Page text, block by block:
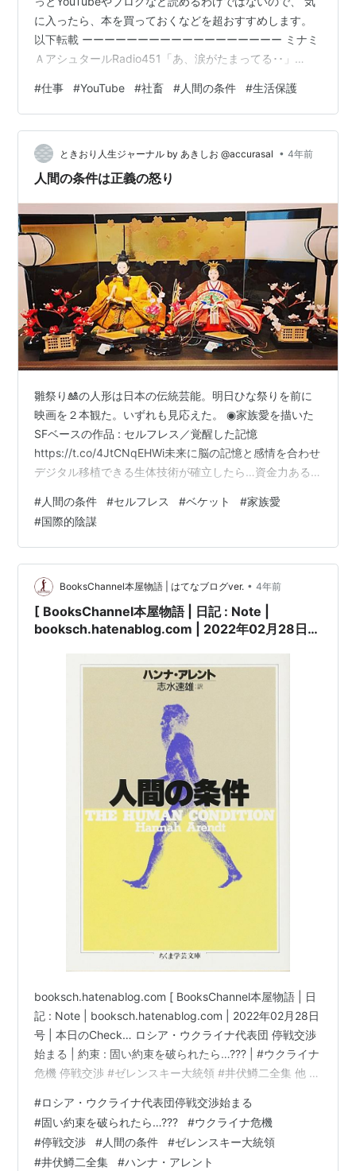
に入ったら、本を買っておくなどを超おすすめします。
以下転載 ーーーーーーーーーーーーーーーーーー ミナミ
ＡアシュタールRadio451「あ、涙がたまってる･･」
あなたの尊厳なのです」 ーーーーーーーーーーーーーー
ーーーー 今日のアシュタールからのメッセージをお伝え
しますね＾＾「こんにちは こうしてお話できることに感
謝します。もうみなさんはお気づきだと思いますが、気
づきながらも、まだそんなことは信じられないと思っ
#仕事 #YouTube #社畜 #人間の条件 #生活保護
ときおり人生ジャーナル by あきしお ⁦‪@accurasal‬⁩ • 4年前
人間の条件は正義の怒り
雛祭り🎎の人形は日本の伝統芸能。明日ひな祭りを前に
映画を２本観た。いずれも見応えた。 ◉家族愛を描いた
SFベースの作品 : セルフレス／覚醒した記憶
https://t.co/4JtCNqEHWi未来に脳の記憶と感情を合わせ
デジタル移植できる生体技術が確立したら…資金力ある
デンティティ）とともに移り第二の人生を送るようにな
るか。いや結局移り棲む固体は実物の生身の人間であ
り、— Andy S. の雑記帳 (andy-e49er) (@Accurasal)
2022年3月2日 映画 : 2015年 :
https://g.co/kgs/5v5887…
#人間の条件 #セルフレス #ベケット #家族愛
#国際的陰謀
BooksChannel本屋物語 | はてなブログver. • 4年前
[ BooksChannel本屋物語 | 日記 : Note |
booksch.hatenablog.com | 2022年02月28日号
交渉始まる | 約束 : 固い約束を破られたら…??? | #
booksch.hatenablog.com [ BooksChannel本屋物語 | 日
記 : Note | booksch.hatenablog.com | 2022年02月28日
号 | 本日のCheck… ロシア・ウクライナ代表団 停戦交渉
始まる | 約束 : 固い約束を破られたら…??? | #ウクライナ
危機 停戦交渉 #ゼレンスキー大統領 #井伏鱒二全集 他 |
注視 www.youtube.com 本日のCheck : ゼレンスキー氏
が新たなメッセージ公開 ベラルーシが、ロシア軍の侵攻
に加わらないコトを祈りつつ… www.…
#ロシア・ウクライナ代表団停戦交渉始まる
#固い約束を破られたら…??? #ウクライナ危機
#停戦交渉 #人間の条件 #ゼレンスキー大統領
#井伏鱒二全集 #ハンナ・アレント